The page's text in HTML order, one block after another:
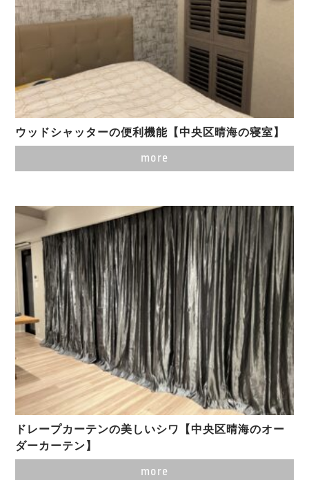
ウッドシャッターの便利機能【中央区晴海の寝室】
more
ドレープカーテンの美しいシワ【中央区晴海のオー
ダーカーテン】
more